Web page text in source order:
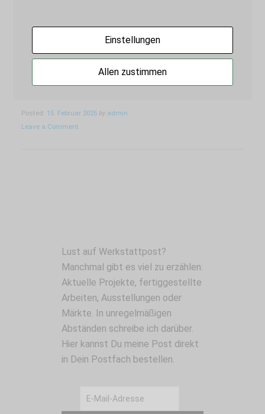
„GARTENWERKSTATT
ZU
NATURFARBEN
IM
Posted: 15. Februar 2025 by admin
Leave a Comment
Lust auf Werkstattpost?
Manchmal gibt es viel zu erzählen:
Aktuelle Projekte, fertiggestellte
Arbeiten, Ausstellungen oder
Märkte. In unregelmäßigen
Abständen schreibe ich darüber.
Hier kannst Du meine Post direkt
in Dein Postfach bestellen.
Einstellungen
Allen zustimmen